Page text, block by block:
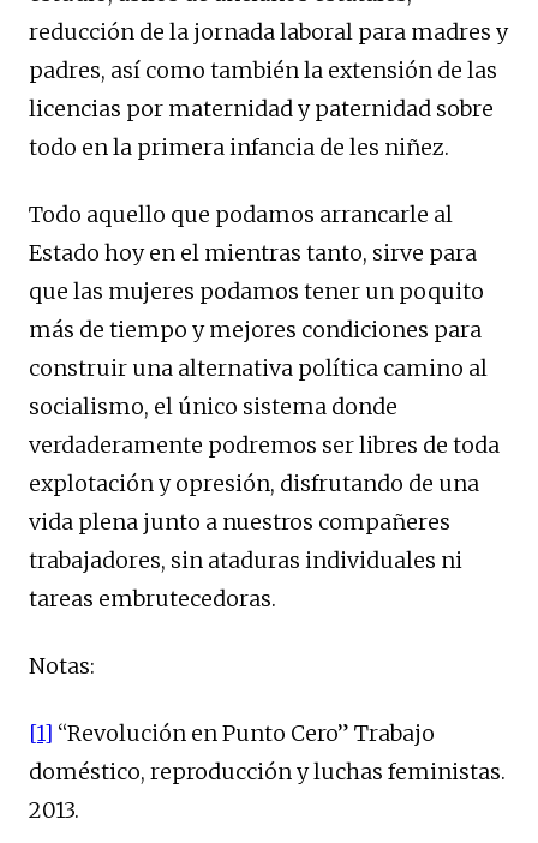
reducción de la jornada laboral para madres y
padres, así como también la extensión de las
licencias por maternidad y paternidad sobre
todo en la primera infancia de les niñez.
Todo aquello que podamos arrancarle al
Estado hoy en el mientras tanto, sirve para
que las mujeres podamos tener un poquito
más de tiempo y mejores condiciones para
construir una alternativa política camino al
socialismo, el único sistema donde
verdaderamente podremos ser libres de toda
explotación y opresión, disfrutando de una
vida plena junto a nuestros compañeres
trabajadores, sin ataduras individuales ni
tareas embrutecedoras.
Notas:
[1] “Revolución en Punto Cero” Trabajo
doméstico, reproducción y luchas feministas.
2013.